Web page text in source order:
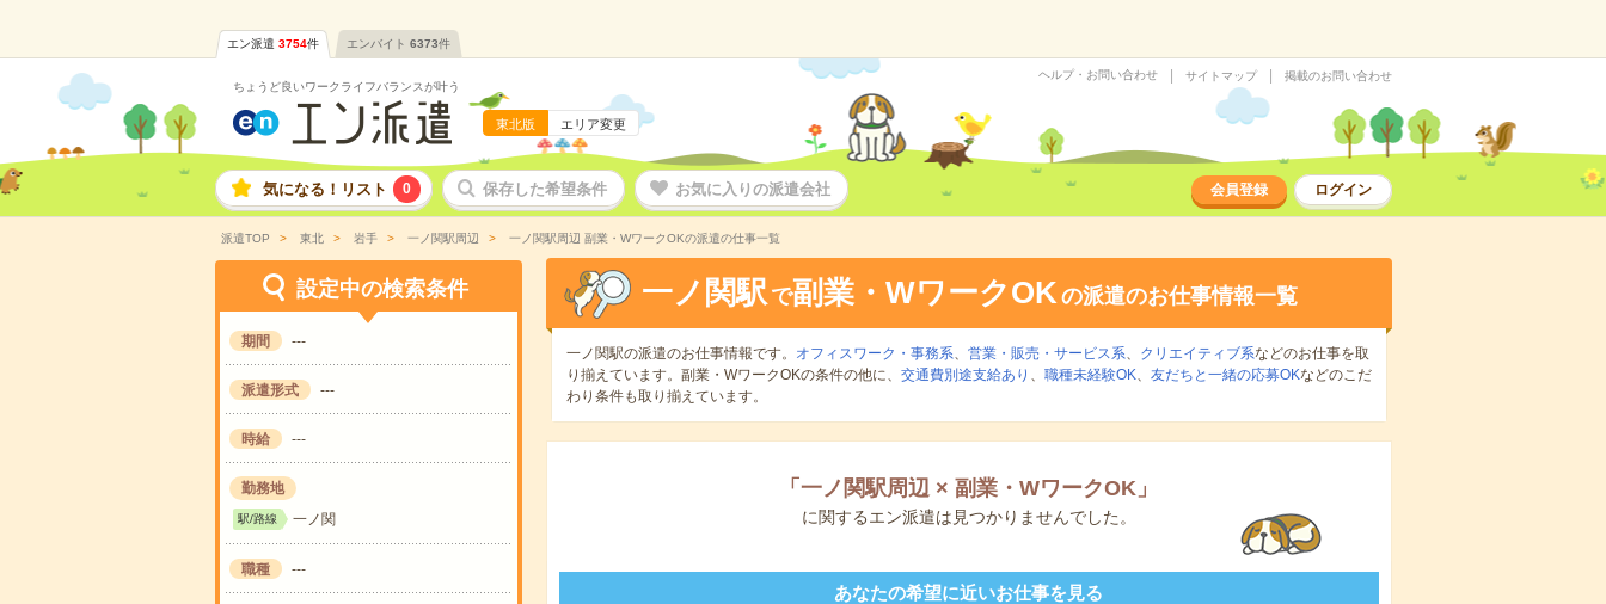
エン派遣 3754件 エンバイト 6373件
ちょうど良いワークライフバランスが叶う
東北版 エリア変更
ヘルプ・お問い合わせ サイトマップ 掲載のお問い合わせ
気になる！リスト 0 保存した希望条件 お気に入りの派遣会社 会員登録 ログイン
派遣TOP 東北 岩手 一ノ関駅周辺 一ノ関駅周辺 副業・WワークOKの派遣の仕事一覧
設定中の検索条件
期間 ---
派遣形式 ---
時給 ---
勤務地
駅/路線 一ノ関
職種 ---
一ノ関駅 で副業・WワークOKの派遣のお仕事情報一覧
一ノ関駅の派遣のお仕事情報です。 オフィスワーク・事務系、 営業・販売・サービス系、 クリエイティブ系などのお仕事を取
り揃えています。副業・WワークOKの条件の他に、 交通費別途支給あり 、 職種未経験OK、 友だちと一緒の応募OKなどのこだ
わり条件も取り揃えています。
「 一ノ関駅周辺 × 副業・WワークOK 」
に関するエン派遣は見つかりませんでした。
あなたの希望に近いお仕事を見る